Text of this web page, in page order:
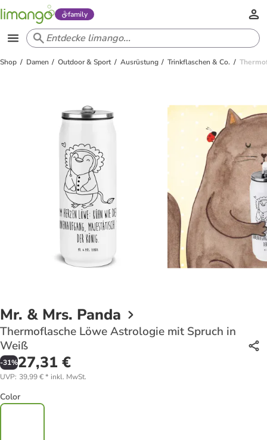
family
Shop Damen Outdoor & Sport Ausrüstung Trinkflaschen & Co.
Mr. & Mrs. Panda
Thermoflasche Löwe Astrologie mit Spruch in
Weiß
-31%27,31 €
UVP: 39,99 €* inkl. MwSt.
Color